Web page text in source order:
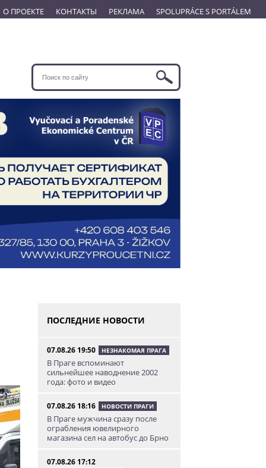
О ПРОЕКТЕ КОНТАКТЫ РЕКЛАМА SPOLUPRÁCE S PORTÁLEM
ПОСЛЕДНИЕ НОВОСТИ
07.08.26 19:50 НЕЗНАКОМАЯ ПРАГА
В Праге вспоминают
сильнейшее наводнение 2002
года: фото и видео
07.08.26 18:16 НОВОСТИ ПРАГИ
В Праге мужчина сразу после
ограбления ювелирного
магазина сел на автобус до Брно
07.08.26 17:12